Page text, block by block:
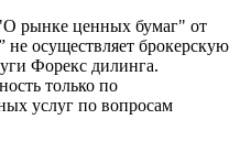
рынке ценных бумаг" от
осуществляет брокерскую
Форекс дилинга.
только по
услуг по вопросам